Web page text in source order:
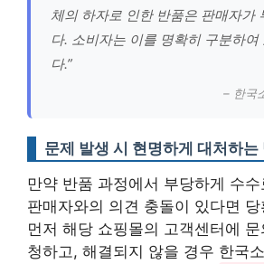
체의 하자로 인한 반품은 판매자가
다. 소비자는 이를 명확히 구분하여
다.”
– 한국
문제 발생 시 현명하게 대처하는
만약 반품 과정에서 부당하게 수
판매자와의 의견 충돌이 있다면
먼저 해당 쇼핑몰의 고객센터에
청하고, 해결되지 않을 경우 한국